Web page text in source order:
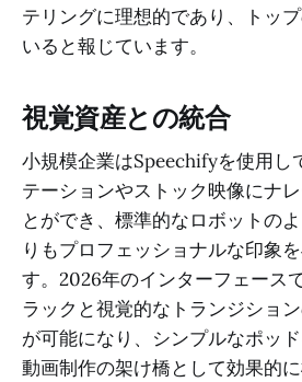
テリングに理想的であり、トッ
いると報じています。
視覚資産との統合
小規模企業はSpeechifyを使用し
テーションやストック映像にナ
とができ、標準的なロボットの
りもプロフェッショナルな印象
す。2026年のインターフェース
ラックと視覚的なトランジショ
が可能になり、シンプルなポッ
動画制作の架け橋として効果的に